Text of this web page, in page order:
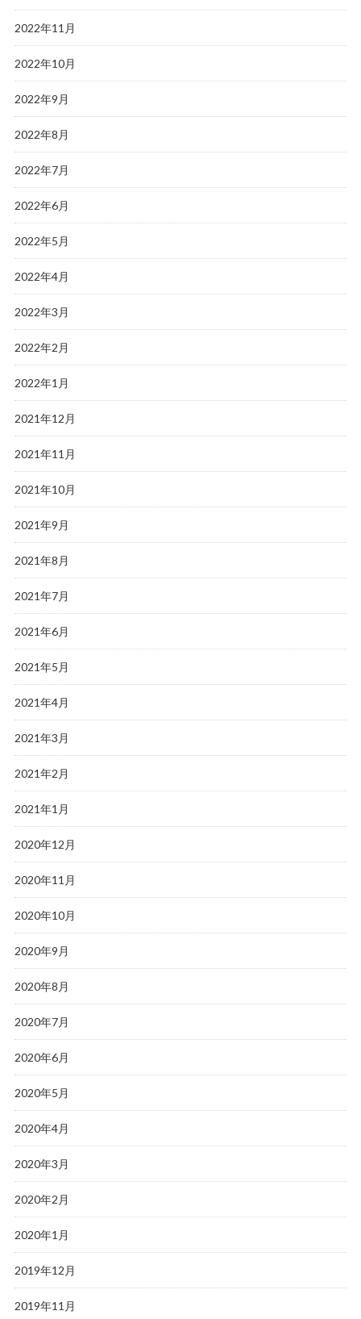
2022年11月
2022年10月
2022年9月
2022年8月
2022年7月
2022年6月
2022年5月
2022年4月
2022年3月
2022年2月
2022年1月
2021年12月
2021年11月
2021年10月
2021年9月
2021年8月
2021年7月
2021年6月
2021年5月
2021年4月
2021年3月
2021年2月
2021年1月
2020年12月
2020年11月
2020年10月
2020年9月
2020年8月
2020年7月
2020年6月
2020年5月
2020年4月
2020年3月
2020年2月
2020年1月
2019年12月
2019年11月